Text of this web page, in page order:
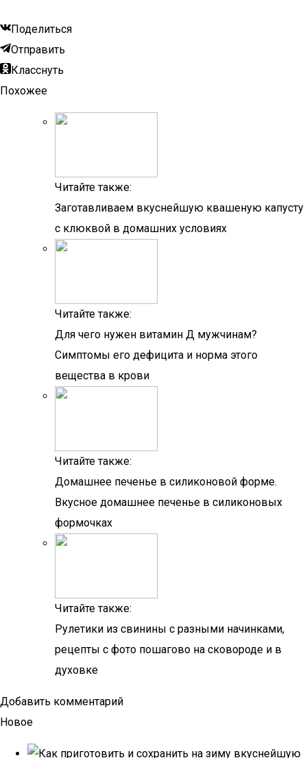
Поделиться
Отправить
Класснуть
Похожее
Читайте также:
Заготавливаем вкуснейшую квашеную капусту
с клюквой в домашних условиях
Читайте также:
Для чего нужен витамин Д мужчинам?
Симптомы его дефицита и норма этого
вещества в крови
Читайте также:
Домашнее печенье в силиконовой форме.
Вкусное домашнее печенье в силиконовых
формочках
Читайте также:
Рулетики из свинины с разными начинками,
рецепты с фото пошагово на сковороде и в
духовке
Добавить комментарий
Новое